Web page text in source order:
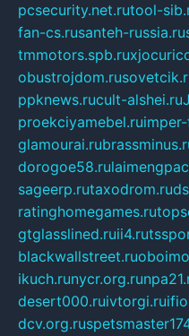
pcsecurity.net.rutool-
fan-cs.rusanteh-russia.ru
tmmotors.spb.ru
obustrojdom.ru
ppknews.rucult-alshei.ru
proekciyamebel.ru
glamourai.ru
dorogoe58.ru
sageerp.rutaxodrom.ru
ratinghomegames.ru
gtglasslined.ruii4.ru
blackwallstreet.ru
ikuch.runycr.org.ru
desert000.ruivtorgi.ru
dcv.org.ru